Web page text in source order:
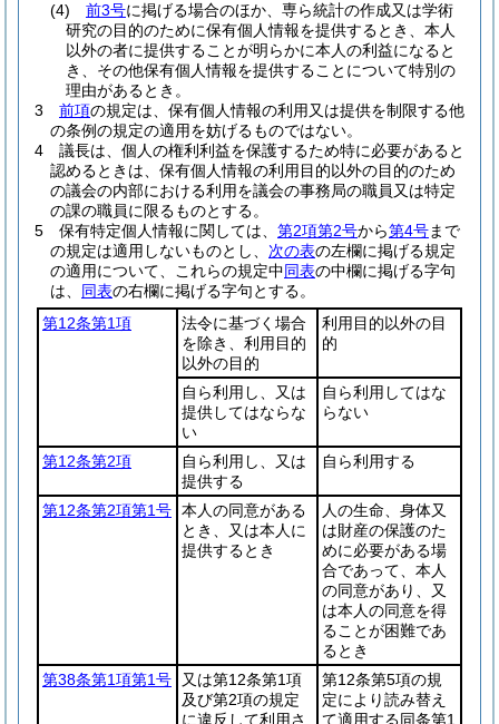
(4)
前3号に掲げる場合のほか、専ら統計の作成又は学術
研究の目的のために保有個人情報を提供するとき、本人
以外の者に提供することが明らかに本人の利益になると
き、その他保有個人情報を提供することについて特別の
理由があるとき。
3
前項の規定は、保有個人情報の利用又は提供を制限する他
の条例の規定の適用を妨げるものではない。
4
議長は、個人の権利利益を保護するため特に必要があると
認めるときは、保有個人情報の利用目的以外の目的のため
の議会の内部における利用を議会の事務局の職員又は特定
の課の職員に限るものとする。
5
保有特定個人情報に関しては、 第2項第2号から第4号まで
の規定は適用しないものとし、 次の表の左欄に掲げる規定
の適用について、これらの規定中同表の中欄に掲げる字句
は、 同表の右欄に掲げる字句とする。
第12条第1項
法令に基づく場合
を除き、利用目的
以外の目的
利用目的以外の目
的
自ら利用し、又は
提供してはならな
い
自ら利用してはな
らない
第12条第2項
自ら利用し、又は
提供する
自ら利用する
第12条第2項第1号 本人の同意がある
とき、又は本人に
提供するとき
人の生命、身体又
は財産の保護のた
めに必要がある場
合であって、本人
の同意があり、又
は本人の同意を得
ることが困難であ
るとき
第38条第1項第1号
又は第12条第1項
及び第2項の規定
に違反して利用さ
第12条第5項の規
定により読み替え
て適用する同条第1